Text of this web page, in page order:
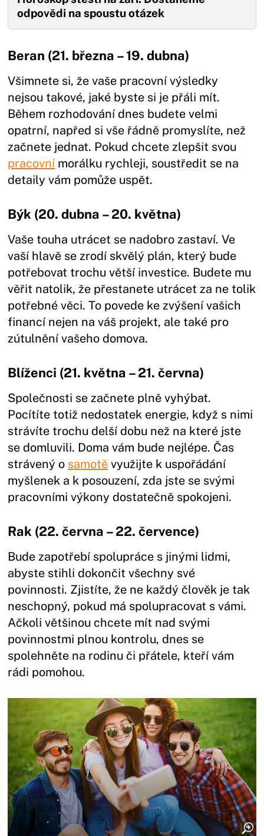
odpovědi na spoustu otázek
Beran (21. března – 19. dubna)
Všimnete si, že vaše pracovní výsledky
nejsou takové, jaké byste si je přáli mít.
Během rozhodování dnes budete velmi
opatrní, napřed si vše řádně promyslíte, než
začnete jednat. Pokud chcete zlepšit svou
pracovní morálku rychleji, soustředit se na
detaily vám pomůže uspět.
Býk (20. dubna – 20. května)
Vaše touha utrácet se nadobro zastaví. Ve
vaší hlavě se zrodí skvělý plán, který bude
potřebovat trochu větší investice. Budete mu
věřit natolik, že přestanete utrácet za ne tolik
potřebné věci. To povede ke zvýšení vašich
financí nejen na váš projekt, ale také pro
zútulnění vašeho domova.
Blíženci (21. května – 21. června)
Společnosti se začnete plně vyhýbat.
Pocítíte totiž nedostatek energie, když s nimi
strávíte trochu delší dobu než na které jste
se domluvili. Doma vám bude nejlépe. Čas
strávený o samotě využijte k uspořádání
myšlenek a k posouzení, zda jste se svými
pracovními výkony dostatečně spokojeni.
Rak (22. června – 22. července)
Bude zapotřebí spolupráce s jinými lidmi,
abyste stihli dokončit všechny své
povinnosti. Zjistíte, že ne každý člověk je tak
neschopný, pokud má spolupracovat s vámi.
Ačkoli většinou chcete mít nad svými
povinnostmi plnou kontrolu, dnes se
spolehněte na rodinu či přátele, kteří vám
rádi pomohou.